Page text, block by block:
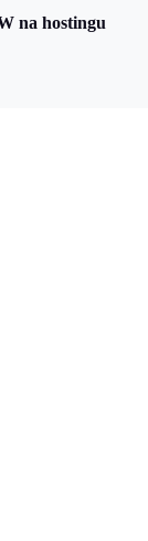
na hostingu